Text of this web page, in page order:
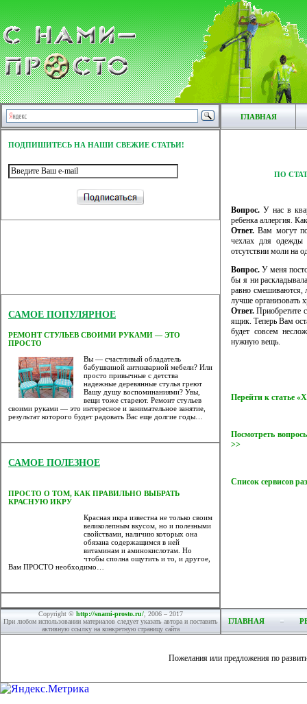
ГЛАВНАЯ
ПОДПИШИТЕСЬ НА НАШИ СВЕЖИЕ СТАТЬИ!
САМОЕ ПОПУЛЯРНОЕ
РЕМОНТ СТУЛЬЕВ СВОИМИ РУКАМИ — ЭТО
ПРОСТО
Вы — счастливый обладатель
бабушкиной антикварной мебели? Или
просто привычные с детства
надежные деревянные стулья греют
Вашу душу воспоминаниями? Увы,
вещи тоже стареют. Ремонт стульев
своими руками — это интересное и занимательное занятие,
результат которого будет радовать Вас еще долгие годы…
САМОЕ ПОЛЕЗНОЕ
ПРОСТО О ТОМ, КАК ПРАВИЛЬНО ВЫБРАТЬ
КРАСНУЮ ИКРУ
Красная икра известна не только своим
великолепным вкусом, но и полезными
свойствами, наличию которых она
обязана содержащимся в ней
витаминам и аминокислотам. Но
чтобы сполна ощутить и то, и другое,
Вам ПРОСТО необходимо…
ПО
Вопрос. У нас в
ребенка аллергия.
Ответ. Вам могут
чехлах для одежды
отсутствии моли на
Вопрос. У меня
бы я ни
равно смешиваются,
лучше организовать
Ответ. Приобретите
ящик. Теперь Вам
будет совсем
нужную вещь.
Перейти к статье
Посмотреть
>>
Список сервисов
Copyright © http://snami-prosto.ru/, 2006 – 2017
При любом использовании материалов следует указать автора и поставить
активную ссылку на конкретную страницу сайта
ГЛАВНАЯ
Пожелания или предложения по